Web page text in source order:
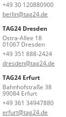
+49 30 120880900
berlin@tag24.de
TAG24 Dresden
Ostra-Allee 18
01067 Dresden
+49 351 888-2424
dresden@tag24.de
TAG24 Erfurt
Bahnhofstraße 38
99084 Erfurt
+49 361 34947880
erfurt@tag24.de